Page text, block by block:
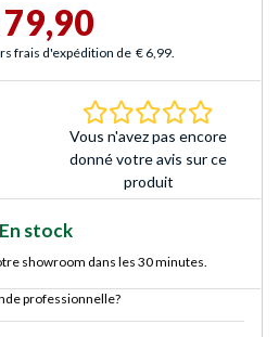
frais d'expédition de € 6,99.
Vous n'avez pas encore
donné votre avis sur ce
produit
En stock
showroom dans les 30 minutes.
professionnelle?